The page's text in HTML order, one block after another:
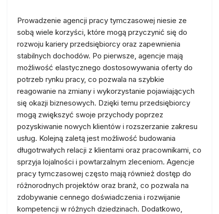
Prowadzenie agencji pracy tymczasowej niesie ze
sobą wiele korzyści, które mogą przyczynić się do
rozwoju kariery przedsiębiorcy oraz zapewnienia
stabilnych dochodów. Po pierwsze, agencje mają
możliwość elastycznego dostosowywania oferty do
potrzeb rynku pracy, co pozwala na szybkie
reagowanie na zmiany i wykorzystanie pojawiających
się okazji biznesowych. Dzięki temu przedsiębiorcy
mogą zwiększyć swoje przychody poprzez
pozyskiwanie nowych klientów i rozszerzanie zakresu
usług. Kolejną zaletą jest możliwość budowania
długotrwałych relacji z klientami oraz pracownikami, co
sprzyja lojalności i powtarzalnym zleceniom. Agencje
pracy tymczasowej często mają również dostęp do
różnorodnych projektów oraz branż, co pozwala na
zdobywanie cennego doświadczenia i rozwijanie
kompetencji w różnych dziedzinach. Dodatkowo,